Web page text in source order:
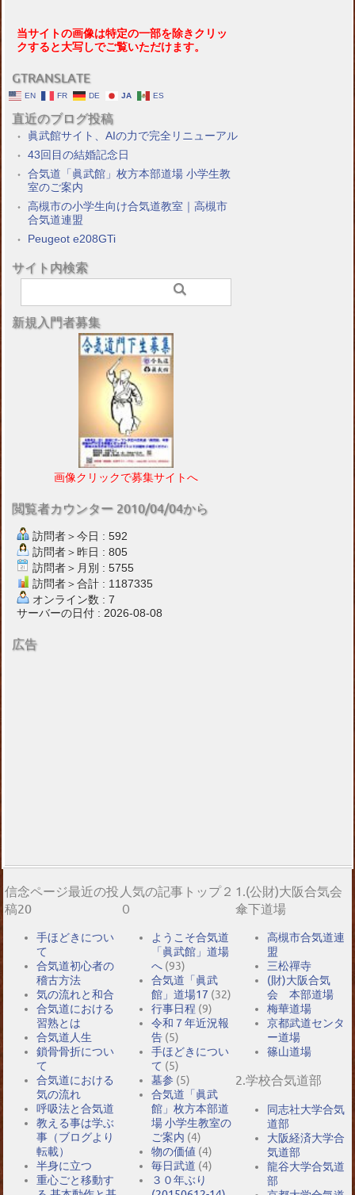
当サイトの画像は特定の一部を除きクリッ
クすると大写しでご覧いただけます。
GTRANSLATE
EN FR DE JA ES
直近のブログ投稿
眞武館サイト、AIの力で完全リニューアル
43回目の結婚記念日
合気道「眞武館」枚方本部道場 小学生教
室のご案内
高槻市の小学生向け合気道教室｜高槻市
合気道連盟
Peugeot e208GTi
サイト内検索
新規入門者募集
画像クリックで募集サイトへ
閲覧者カウンター 2010/04/04から
訪問者＞今日 : 592
訪問者＞昨日 : 805
訪問者＞月別 : 5755
訪問者＞合計 : 1187335
オンライン数 : 7
サーバーの日付 : 2026-08-08
広告
信念ページ最近の投
稿20
手ほどきについ
て
合気道初心者の
稽古方法
気の流れと和合
合気道における
習熟とは
合気道人生
鎖骨骨折につい
て
合気道における
気の流れ
呼吸法と合気道
教える事は学ぶ
事（ブログより
転載）
半身に立つ
重心ごと移動す
人気の記事トップ２
０
ようこそ合気道
「眞武館」道場
へ (93)
合気道「眞武
館」道場17 (32)
行事日程 (9)
令和７年近況報
告 (5)
手ほどきについ
て (5)
墓参 (5)
合気道「眞武
館」枚方本部道
場 小学生教室の
ご案内 (4)
物の価値 (4)
毎日武道 (4)
３０年ぶり
1.(公財)大阪合気会
傘下道場
高槻市合気道連
盟
三松禪寺
(財)大阪合気
会 本部道場
梅華道場
京都武道センタ
ー道場
篠山道場
2.学校合気道部
同志社大学合気
道部
大阪経済大学合
気道部
龍谷大学合気道
部